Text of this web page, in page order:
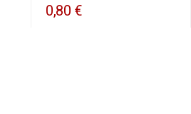
0,80 €